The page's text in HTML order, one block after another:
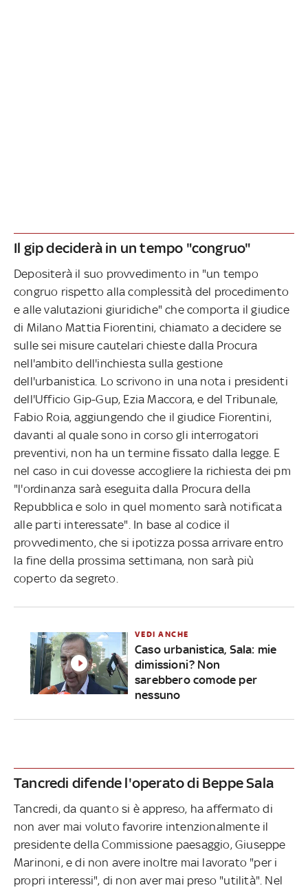
Il gip deciderà in un tempo "congruo"
Depositerà il suo provvedimento in "un tempo
congruo rispetto alla complessità del procedimento
e alle valutazioni giuridiche" che comporta il giudice
di Milano Mattia Fiorentini, chiamato a decidere se
sulle sei misure cautelari chieste dalla Procura
nell'ambito dell'inchiesta sulla gestione
dell'urbanistica. Lo scrivono in una nota i presidenti
dell'Ufficio Gip-Gup, Ezia Maccora, e del Tribunale,
Fabio Roia, aggiungendo che il giudice Fiorentini,
davanti al quale sono in corso gli interrogatori
preventivi, non ha un termine fissato dalla legge. E
nel caso in cui dovesse accogliere la richiesta dei pm
"l'ordinanza sarà eseguita dalla Procura della
Repubblica e solo in quel momento sarà notificata
alle parti interessate". In base al codice il
provvedimento, che si ipotizza possa arrivare entro
la fine della prossima settimana, non sarà più
coperto da segreto.
VEDI ANCHE
Caso urbanistica, Sala: mie
dimissioni? Non
sarebbero comode per
nessuno
Tancredi difende l'operato di Beppe Sala
Tancredi, da quanto si è appreso, ha affermato di
non aver mai voluto favorire intenzionalmente il
presidente della Commissione paesaggio, Giuseppe
Marinoni, e di non avere inoltre mai lavorato "per i
propri interessi", di non aver mai preso "utilità". Nel